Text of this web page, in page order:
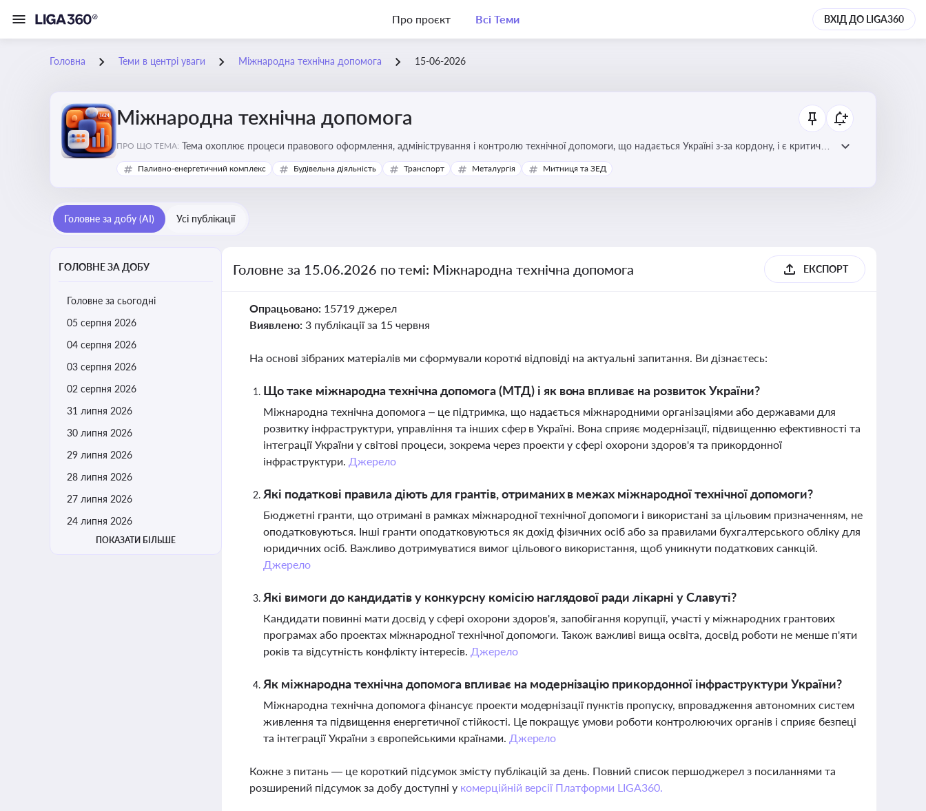
Про проєкт Всі Теми ВХІД ДО LIGA360
Головна Теми в центрі уваги Міжнародна технічна допомога 15-06-2026
Міжнародна технічна допомога
ПРО ЩО ТЕМА: Тема охоплює процеси правового оформлення, адміністрування і контролю технічної допомоги, що надається Україні з-за кордону, і є критично
важливою для ефективного використання ресурсів у сфері розвитку, реформ та інфраструктурних проєктів
Паливно-енергетичний комплекс Будівельна діяльність Транспорт Металургія Митниця та ЗЕД
Головне за добу (AI) Усі публікації
ГОЛОВНЕ ЗА ДОБУ
Головне за сьогодні
05 серпня 2026
04 серпня 2026
03 серпня 2026
02 серпня 2026
31 липня 2026
30 липня 2026
29 липня 2026
28 липня 2026
27 липня 2026
24 липня 2026
ПОКАЗАТИ БІЛЬШЕ
Головне за 15.06.2026 по темі: Міжнародна технічна допомога ЕКСПОРТ
Опрацьовано: 15719 джерел
Виявлено: 3 публікації за 15 червня
На основі зібраних матеріалів ми сформували короткі відповіді на актуальні запитання. Ви дізнаєтесь:
Що таке міжнародна технічна допомога (МТД) і як вона впливає на розвиток України?
Міжнародна технічна допомога – це підтримка, що надається міжнародними організаціями або державами для
розвитку інфраструктури, управління та інших сфер в Україні. Вона сприяє модернізації, підвищенню ефективності та
інтеграції України у світові процеси, зокрема через проекти у сфері охорони здоров'я та прикордонної
інфраструктури. Джерело
Які податкові правила діють для грантів, отриманих в межах міжнародної технічної допомоги?
Бюджетні гранти, що отримані в рамках міжнародної технічної допомоги і використані за цільовим призначенням, не
оподатковуються. Інші гранти оподатковуються як дохід фізичних осіб або за правилами бухгалтерського обліку для
юридичних осіб. Важливо дотримуватися вимог цільового використання, щоб уникнути податкових санкцій.
Джерело
Які вимоги до кандидатів у конкурсну комісію наглядової ради лікарні у Славуті?
Кандидати повинні мати досвід у сфері охорони здоров'я, запобігання корупції, участі у міжнародних грантових
програмах або проектах міжнародної технічної допомоги. Також важливі вища освіта, досвід роботи не менше п'яти
років та відсутність конфлікту інтересів. Джерело
Як міжнародна технічна допомога впливає на модернізацію прикордонної інфраструктури України?
Міжнародна технічна допомога фінансує проекти модернізації пунктів пропуску, впровадження автономних систем
живлення та підвищення енергетичної стійкості. Це покращує умови роботи контролюючих органів і сприяє безпеці
та інтеграції України з європейськими країнами. Джерело
Кожне з питань — це короткий підсумок змісту публікацій за день. Повний список першоджерел з посиланнями та
розширений підсумок за добу доступні у комерційній версії Платформи LIGA360.